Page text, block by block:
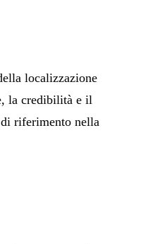
localizzazione
la credibilità e il
riferimento nella